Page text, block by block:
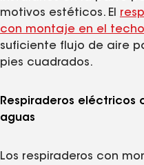
motivos estéticos. El
con montaje en el techo
suficiente flujo de aire
pies cuadrados.
Respiraderos
aguas
Los respiraderos con